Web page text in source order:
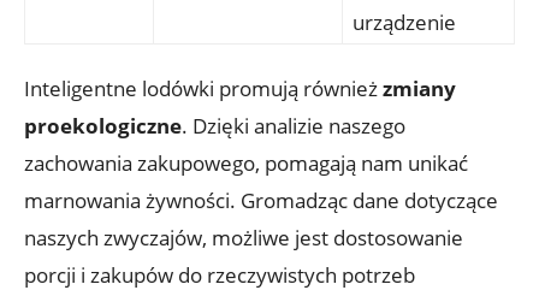
urządzenie
Inteligentne lodówki promują równieżzmiany
proekologiczne. Dzięki analizie naszego
zachowania zakupowego, pomagają nam unikać
marnowania żywności. Gromadząc dane dotyczące
naszych zwyczajów, możliwe jest dostosowanie
porcji i zakupów do rzeczywistych potrzeb